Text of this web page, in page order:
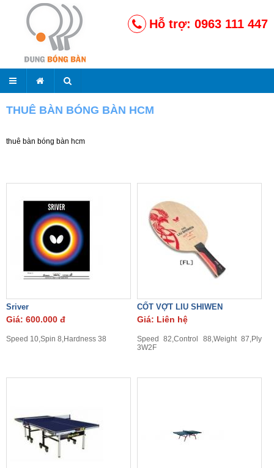
Hỗ trợ: 0963 111 447
THUÊ BÀN BÓNG BÀN HCM
thuê bàn bóng bàn hcm
Sriver
Giá: 600.000 đ
Speed 10,Spin 8,Hardness 38
CỐT VỢT LIU SHIWEN
Giá: Liên hệ
Speed 82,Control 88,Weight 87,Ply
3W2F